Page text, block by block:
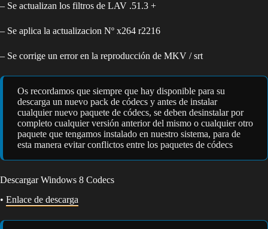
– Se actualizan los filtros de LAV .51.3 +
– Se aplica la actualizacion Nº x264 r2216
– Se corrige un error en la reproducción de MKV / srt
Os recordamos que siempre que hay disponible para su
descarga un nuevo pack de códecs y antes de instalar
cualquier nuevo paquete de códecs, se deben desinstalar por
completo cualquier versión anterior del mismo o cualquier otro
paquete que tengamos instalado en nuestro sistema, para de
esta manera evitar conflictos entre los paquetes de códecs
Descargar Windows 8 Codecs
• Enlace de descarga